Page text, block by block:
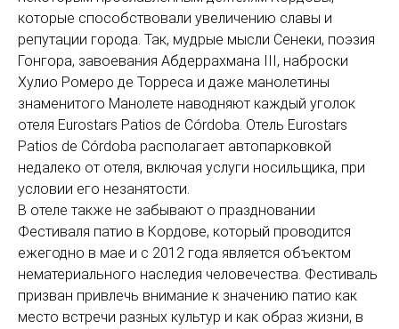
которые способствовали увеличению славы и
репутации города. Так, мудрые мысли Сенеки, поэзия
Гонгора, завоевания Абдеррахмана III, наброски
Хулио Ромеро де Торреса и даже манолетины
знаменитого Манолете наводняют каждый уголок
отеля Eurostars Patios de Córdoba. Отель Eurostars
Patios de Córdoba располагает автопарковкой
недалеко от отеля, включая услуги носильщика, при
условии его незанятости.
В отеле также не забывают о праздновании
Фестиваля патио в Кордове, который проводится
ежегодно в мае и с 2012 года является объектом
нематериального наследия человечества. Фестиваль
призван привлечь внимание к значению патио как
место встречи разных культур и как образ жизни, в